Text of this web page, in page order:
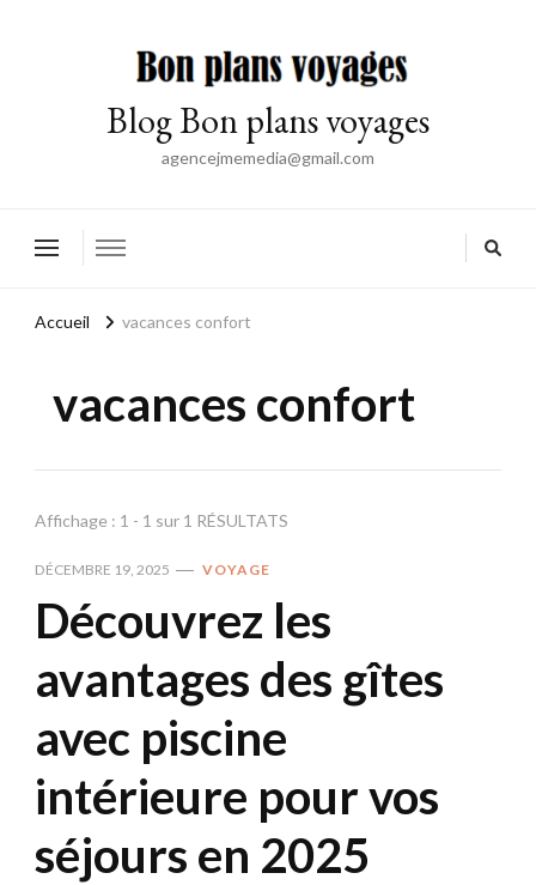
Blog Bon plans voyages
agencejmemedia@gmail.com
Accueil vacances confort
vacances confort
Affichage : 1 - 1 sur 1 RÉSULTATS
DÉCEMBRE 19, 2025 VOYAGE
Découvrez les
avantages des gîtes
avec piscine
intérieure pour vos
séjours en 2025